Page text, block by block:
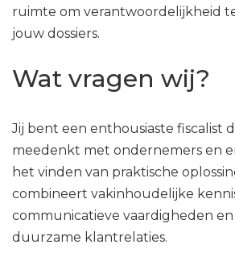
ruimte om verantwoordelijkheid
jouw dossiers.
Wat vragen wij?
Jij bent een enthousiaste fiscalist
meedenkt met ondernemers en
het vinden van praktische
combineert vakinhoudelijke
communicatieve vaardigheden
duurzame klantrelaties.